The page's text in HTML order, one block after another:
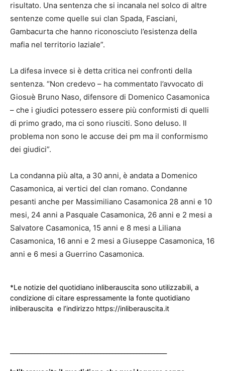
risultato. Una sentenza che si incanala nel solco di altre
sentenze come quelle sui clan Spada, Fasciani,
Gambacurta che hanno riconosciuto l’esistenza della
mafia nel territorio laziale”.
La difesa invece si è detta critica nei confronti della
sentenza. “Non credevo – ha commentato l’avvocato di
Giosuè Bruno Naso, difensore di Domenico Casamonica
– che i giudici potessero essere più conformisti di quelli
di primo grado, ma ci sono riusciti. Sono deluso. Il
problema non sono le accuse dei pm ma il conformismo
dei giudici”.
La condanna più alta, a 30 anni, è andata a Domenico
Casamonica, ai vertici del clan romano. Condanne
pesanti anche per Massimiliano Casamonica 28 anni e 10
mesi, 24 anni a Pasquale Casamonica, 26 anni e 2 mesi a
Salvatore Casamonica, 15 anni e 8 mesi a Liliana
Casamonica, 16 anni e 2 mesi a Giuseppe Casamonica, 16
anni e 6 mesi a Guerrino Casamonica.
*Le notizie del quotidiano inliberauscita sono utilizzabili, a
condizione di citare espressamente la fonte quotidiano
inliberauscita e l’indirizzo https://inliberauscita.it